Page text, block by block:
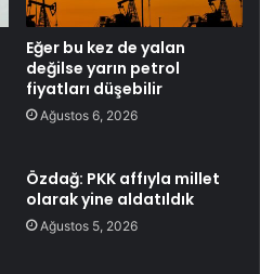
Eğer bu kez de yalan
değilse yarın petrol
fiyatları düşebilir
Ağustos 6, 2026
Özdağ: PKK affıyla millet
olarak yine aldatıldık
Ağustos 5, 2026